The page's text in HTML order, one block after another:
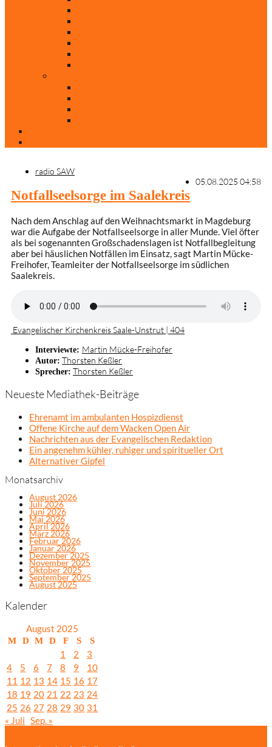
radio SAW
05.08.2025 04:58
Notfallseelsorge im Saalekreis
Nach dem Anschlag auf den Weihnachtsmarkt in Magdeburg
war die Aufgabe der Notfallseelsorge in aller Munde. Viel öfter
als bei sogenannten Großschadenslagen ist Notfallbegleitung
aber bei häuslichen Notfällen im Einsatz, sagt Martin Mücke-
Freihofer, Teamleiter der Notfallseelsorge im südlichen
Saalekreis.
Evangelischer Kirchenkreis Saale-Unstrut | 404
Interviewte: Martin Mücke-Freihofer
Autor: Thorsten Keßler
Sprecher: Thorsten Keßler
Neueste Mediathek-Beiträge
Ehrenamt im ambulanten Hospizdienst
Offene Kirche auf dem Wacken Open Air
Nachrichten aus der Evangelischen Redaktion
Ein angenehm kühler, ruhiger und spiritueller Ort
Alternativer Gipfel
Monatsarchiv
August 2026
Juli 2026
Juni 2026
Mai 2026
April 2026
März 2026
Februar 2026
Januar 2026
Dezember 2025
November 2025
Oktober 2025
September 2025
August 2025
Kalender
August 2025
M D M D F S S
1 2
3
4
5 6 7 8 9
10
11 12 13 14 15 16 17
18 19 20 21 22 23 24
25 26 27 28 29 30 31
« Juli Sep. »